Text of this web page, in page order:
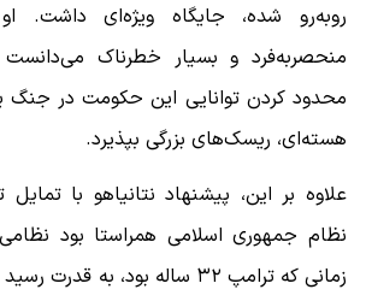
روبه‌رو شده، جایگاه ویژه‌ای داشت.
منحصربه‌فرد و بسیار خطرناک
محدود کردن توانایی این حکومت در جنگ
هسته‌ای، ریسک‌های بزرگی بپذیرد.
علاوه بر این، پیشنهاد نتانیاهو با
زمانی که ترامپ ۳۲ ساله بود، به